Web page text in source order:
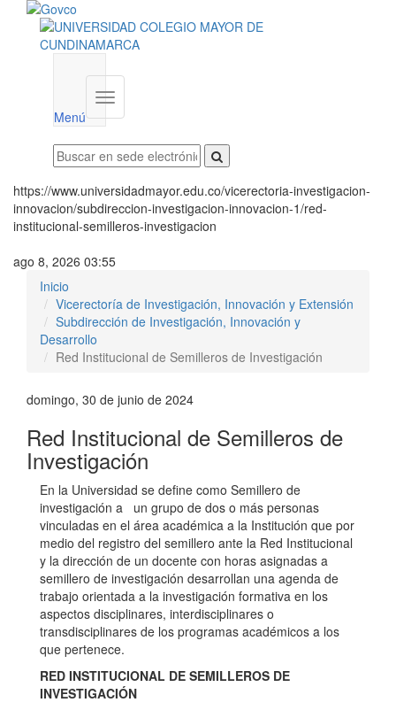
Menú
Menú
institucional
https://www.universidadmayor.edu.co/vicerectoria-investigacion-
innovacion/subdireccion-investigacion-innovacion-1/red-
institucional-semilleros-investigacion
ago 8, 2026 03:55
Inicio
Vicerectoría de Investigación, Innovación y Extensión
Subdirección de Investigación, Innovación y
Desarrollo
Red Institucional de Semilleros de Investigación
domingo, 30 de junio de 2024
Red Institucional de Semilleros de
Investigación
En la Universidad se define como Semillero de
investigación a un grupo de dos o más personas
vinculadas en el área académica a la Institución que por
medio del registro del semillero ante la Red Institucional
y la dirección de un docente con horas asignadas a
semillero de investigación desarrollan una agenda de
trabajo orientada a la investigación formativa en los
aspectos disciplinares, interdisciplinares o
transdisciplinares de los programas académicos a los
que pertenece.
RED INSTITUCIONAL DE SEMILLEROS DE
INVESTIGACIÓN